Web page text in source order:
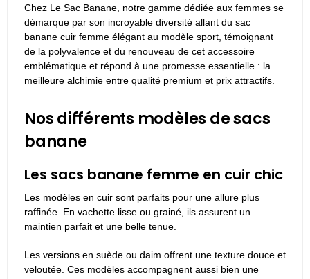
Chez Le Sac Banane, notre gamme dédiée aux femmes se
démarque par son incroyable diversité allant du sac
banane cuir femme élégant au modèle sport, témoignant
de la polyvalence et du renouveau de cet accessoire
emblématique et répond à une promesse essentielle : la
meilleure alchimie entre qualité premium et prix attractifs.
Nos différents modèles de sacs
banane
Les sacs banane femme en cuir chic
Les modèles en cuir sont parfaits pour une allure plus
raffinée. En vachette lisse ou grainé, ils assurent un
maintien parfait et une belle tenue.
Les versions en suède ou daim offrent une texture douce et
veloutée. Ces modèles accompagnent aussi bien une